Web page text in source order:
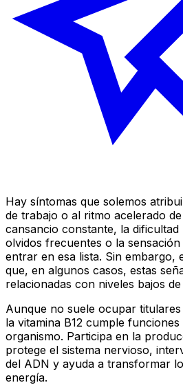
Hay síntomas que solemos
de trabajo o al ritmo acelerado
cansancio constante, la
olvidos frecuentes o la sensación
entrar en esa lista. Sin embargo,
que, en algunos casos, estas
relacionadas con niveles bajos de
Aunque no suele ocupar
la vitamina B12 cumple
organismo. Participa en la
protege el sistema nervioso,
del ADN y ayuda a transformar
energía.